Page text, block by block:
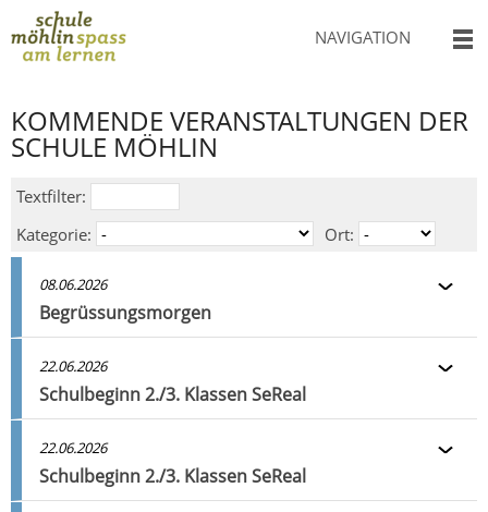
NAVIGATION
KOMMENDE VERANSTALTUNGEN DER
SCHULE MÖHLIN
Textfilter:
Kategorie:
Ort:
08.06.2026
Begrüssungsmorgen
22.06.2026
Schulbeginn 2./3. Klassen SeReal
22.06.2026
Schulbeginn 2./3. Klassen SeReal